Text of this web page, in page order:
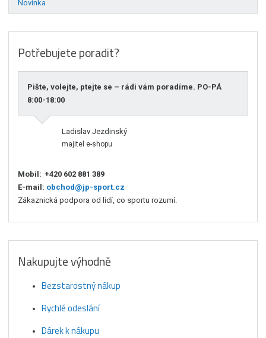
Novinka
Potřebujete poradit?
Pište, volejte, ptejte se – rádi vám poradíme. PO-PÁ
8:00-18:00
Ladislav Jezdinský
majitel e-shopu
Mobil: +420 602 881 389
E-mail: obchod@jp-sport.cz
Zákaznická podpora od lidí, co sportu rozumí.
Nakupujte výhodně
Bezstarostný nákup
Rychlé odeslání
Dárek k nákupu